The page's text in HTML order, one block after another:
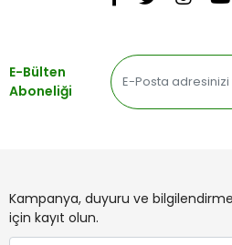
E-Bülten
Aboneliği
Kampanya, duyuru ve
için kayıt olun.